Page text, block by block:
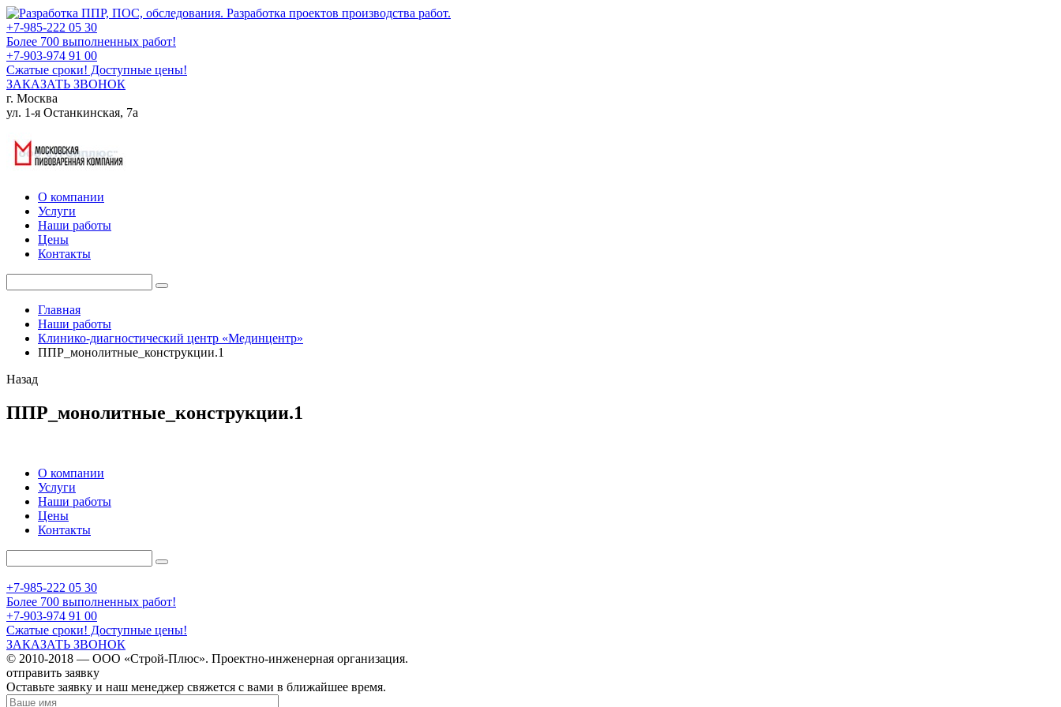
+7-985-222 05 30
Более 700 выполненных работ!
+7-903-974 91 00
Сжатые сроки! Доступные цены!
ЗАКАЗАТЬ ЗВОНОК
г. Москва
ул. 1-я Останкинская, 7а
О компании
Услуги
Наши работы
Цены
Контакты
Главная
Наши работы
Клинико-диагностический центр «Мединцентр»
ППР_монолитные_конструкции.1
Назад
ППР_монолитные_конструкции.1
О компании
Услуги
Наши работы
Цены
Контакты
+7-985-222 05 30
Более 700 выполненных работ!
+7-903-974 91 00
Сжатые сроки! Доступные цены!
ЗАКАЗАТЬ ЗВОНОК
© 2010-2018 — ООО «Строй-Плюс». Проектно-инженерная организация.
отправить заявку
Оставьте заявку и наш менеджер свяжется с вами в ближайшее время.